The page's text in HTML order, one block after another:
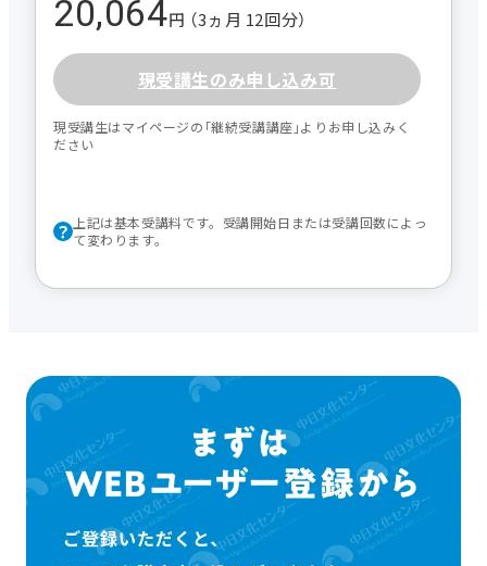
20,064円 （3ヵ月 12回分）
現受講生のみ申し込み可
現受講生はマイページの｢継続受講講座｣よりお申し込みく
ださい
上記は基本受講料です。受講開始日または受講回数によっ
て変わります。